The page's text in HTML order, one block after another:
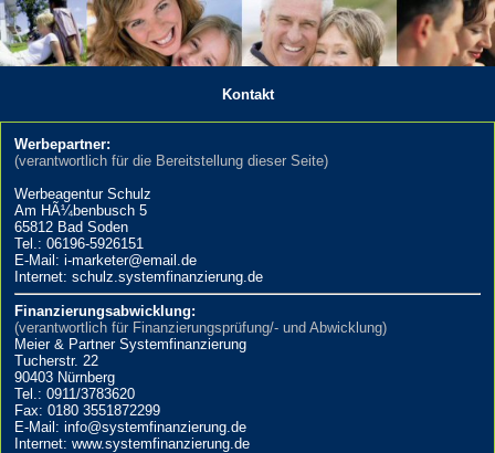
Kontakt
Werbepartner:
(verantwortlich für die Bereitstellung dieser Seite)
Werbeagentur Schulz
Am HÃ¼benbusch 5
65812 Bad Soden
Tel.: 06196-5926151
E-Mail: i-marketer@email.de
Internet: schulz.systemfinanzierung.de
Finanzierungsabwicklung:
(verantwortlich für Finanzierungsprüfung/- und Abwicklung)
Meier & Partner Systemfinanzierung
Tucherstr. 22
90403 Nürnberg
Tel.: 0911/3783620
Fax: 0180 3551872299
E-Mail: info@systemfinanzierung.de
Internet: www.systemfinanzierung.de